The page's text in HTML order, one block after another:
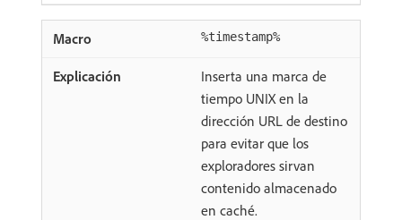
%timestamp%
Inserta una marca de
tiempo UNIX en la
dirección URL de destino
para evitar que los
exploradores sirvan
contenido almacenado
en caché.